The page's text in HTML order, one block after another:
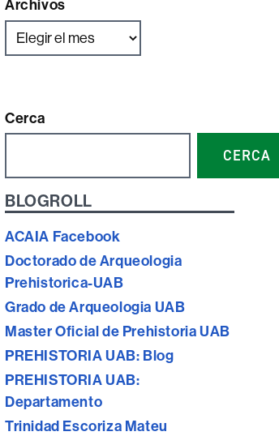
Archivos
Cerca
CERCA
BLOGROLL
ACAIA Facebook
Doctorado de Arqueologia
Prehistorica-UAB
Grado de Arqueologia UAB
Master Oficial de Prehistoria UAB
PREHISTORIA UAB: Blog
PREHISTORIA UAB:
Departamento
Trinidad Escoriza Mateu